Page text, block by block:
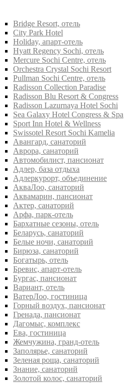
Bridge Resort, отель
City Park Hotel
Holiday, апарт-отель
Hyatt Regency Sochi, отель
Mercure Sochi Centre, отель
Orchestra Crystal Sochi Resort
Pullman Sochi Centre, отель
Radisson Collection Paradise
Radisson Blu Resort & Congress
Radisson Lazurnaya Hotel Sochi
Sea Galaxy Hotel Congress & Spa
Sport Inn Hotel & Wellness
Swissotel Resort Sochi Kamelia
Авангард, санаторий
Аврора, санаторий
Автомобилист, пансионат
Адлер, база отдыха
Адлеркурорт, объединение
АкваЛоо, санаторий
Аквамарин, пансионат
Актер, санаторий
Арфа, парк-отель
Бархатные сезоны, отель
Беларусь, санаторий
Белые ночи, санаторий
Бирюза, санаторий
Богатырь, отель
Бревис, апарт-отель
Бургас, пансионат
Вариант, отель
ВатерЛоо, гостиница
Горный воздух, пансионат
Гренада, пансионат
Дагомыс, комплекс
Ева, гостиница
Жемчужина, гранд-отель
Заполярье, санаторий
Зеленая роща, санаторий
Знание, санаторий
Золотой колос, санаторий